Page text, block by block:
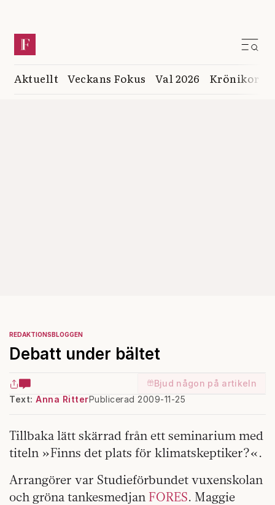
Aktuellt Veckans Fokus Val 2026 Krönikor
REDAKTIONSBLOGGEN
Debatt under bältet
Bjud någon på artikeln
Text: Anna RitterPublicerad 2009-11-25
Tillbaka lätt skärrad från ett seminarium med
titeln »Finns det plats för klimatskeptiker?«.
Arrangörer var Studieförbundet vuxenskolan
och gröna tankesmedjanFORES. Maggie